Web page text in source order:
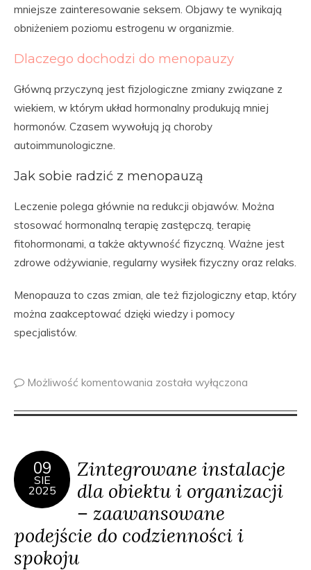
mniejsze zainteresowanie seksem. Objawy te wynikają
obniżeniem poziomu estrogenu w organizmie.
Dlaczego dochodzi do menopauzy
Główną przyczyną jest fizjologiczne zmiany związane z
wiekiem, w którym układ hormonalny produkują mniej
hormonów. Czasem wywołują ją choroby
autoimmunologiczne.
Jak sobie radzić z menopauzą
Leczenie polega głównie na redukcji objawów. Można
stosować hormonalną terapię zastępczą, terapię
fitohormonami, a także aktywność fizyczną. Ważne jest
zdrowe odżywianie, regularny wysiłek fizyczny oraz relaks.
Menopauza to czas zmian, ale też fizjologiczny etap, który
można zaakceptować dzięki wiedzy i pomocy
specjalistów.
Możliwość komentowania została wyłączona
09
SIE
2025
Zintegrowane instalacje
dla obiektu i organizacji
– zaawansowane
podejście do codzienności i
spokoju